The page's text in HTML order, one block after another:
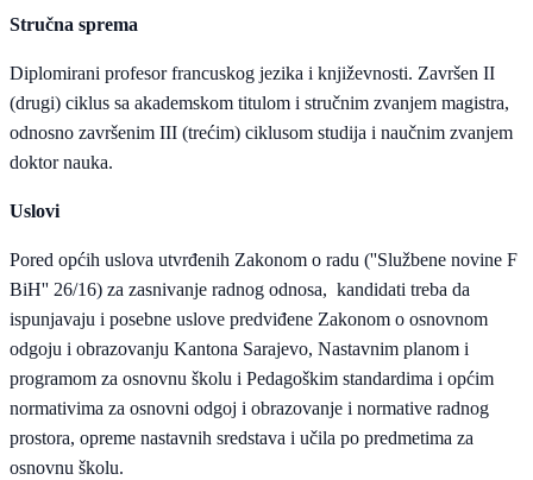
Stručna sprema
Diplomirani profesor francuskog jezika i književnosti. Završen II
(drugi) ciklus sa akademskom titulom i stručnim zvanjem magistra,
odnosno završenim III (trećim) ciklusom studija i naučnim zvanjem
doktor nauka.
Uslovi
Pored općih uslova utvrđenih Zakonom o radu (''Službene novine F
BiH'' 26/16) za zasnivanje radnog odnosa, kandidati treba da
ispunjavaju i posebne uslove predviđene Zakonom o osnovnom
odgoju i obrazovanju Kantona Sarajevo, Nastavnim planom i
programom za osnovnu školu i Pedagoškim standardima i općim
normativima za osnovni odgoj i obrazovanje i normative radnog
prostora, opreme nastavnih sredstava i učila po predmetima za
osnovnu školu.